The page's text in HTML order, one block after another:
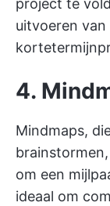
project te
uitvoeren
4.
Mindmaps,
om een
ideaal om